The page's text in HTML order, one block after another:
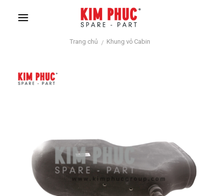
Trang chủ / Khung vỏ Cabin